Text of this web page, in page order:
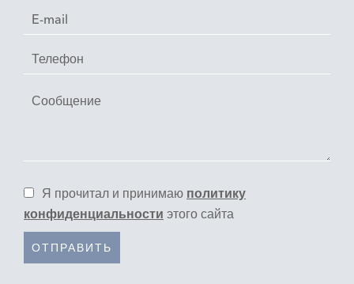
Я прочитал и принимаю политику
конфиденциальности этого сайта
ОТПРАВИТЬ